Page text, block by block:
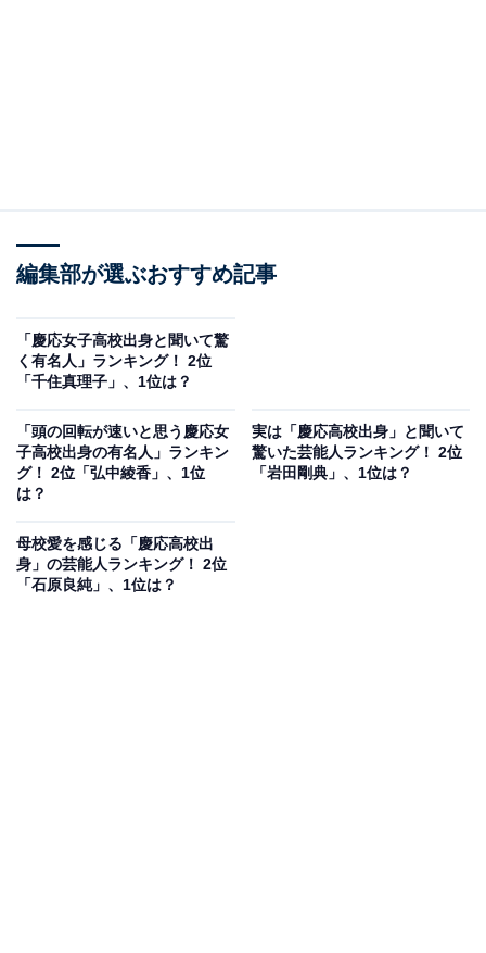
主にバラエティ番組での活躍シーンが多く、どんな芸人
一面もある弘中さんは、たびたびSNSやインタビュー記
事でそのアイドル熱を語っているところも、親近感がわ
キラキラしたイメージがあるアナウンサーという職業と
いるのかもしれません。
編集部が選ぶおすすめ記事
「慶応女子高校出身と聞いて驚
く有名人」ランキング！ 2位
「千住真理子」、1位は？
「頭の回転が速いと思う慶応女
子高校出身の有名人」ランキン
グ！ 2位「弘中綾香」、1位
は？
実は「慶応高校出身」と聞いて
驚いた芸能人ランキング！ 2位
「岩田剛典」、1位は？
母校愛を感じる「慶応高校出
身」の芸能人ランキング！ 2位
「石原良純」、1位は？